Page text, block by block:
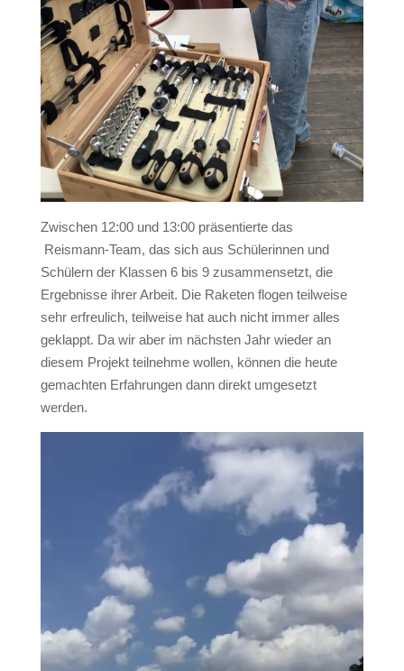
Zwischen 12:00 und 13:00 präsentierte das
Reismann-Team, das sich aus Schülerinnen und
Schülern der Klassen 6 bis 9 zusammensetzt, die
Ergebnisse ihrer Arbeit. Die Raketen flogen teilweise
sehr erfreulich, teilweise hat auch nicht immer alles
geklappt. Da wir aber im nächsten Jahr wieder an
diesem Projekt teilnehme wollen, können die heute
gemachten Erfahrungen dann direkt umgesetzt
werden.